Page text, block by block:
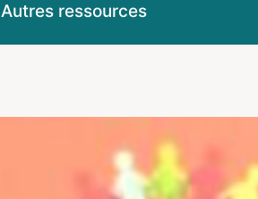
Autres ressources